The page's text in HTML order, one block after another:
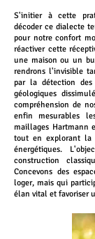
S'initier à cette
décoder ce dialecte
pour notre confort
réactiver cette
une maison ou un
rendrons l'invisible
par la détection
géologiques
compréhension de
enfin mesurables
maillages Hartmann
tout en explorant la
énergétiques.
construction
Concevons des
loger, mais qui
élan vital et favoriser